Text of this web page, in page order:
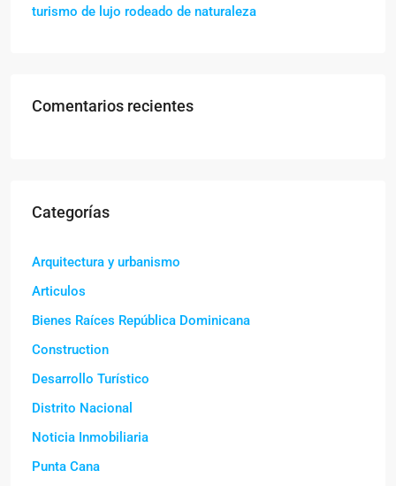
turismo de lujo rodeado de naturaleza
Comentarios recientes
Categorías
Arquitectura y urbanismo
Articulos
Bienes Raíces República Dominicana
Construction
Desarrollo Turístico
Distrito Nacional
Noticia Inmobiliaria
Punta Cana